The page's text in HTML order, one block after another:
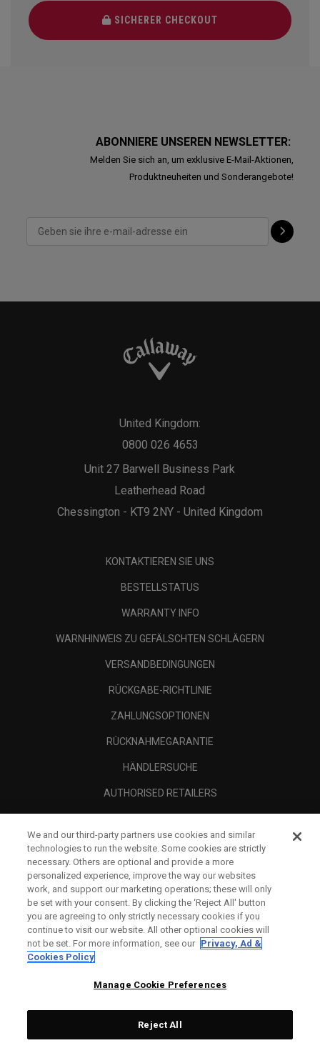
SICHERER CHECKOUT
ABONNIERE UNSEREN NEWSLETTER:
Melden Sie sich an, um exklusive E-Mail-Aktionen,
Produktneuheiten und Sonderangebote!
Unit 27 Barwell Business Park
Leatherhead Road
Chessington - KT9 2NY - United Kingdom
United Kingdom:
0800 026 4653
KONTAKTIEREN SIE UNS
BESTELLSTATUS
WARRANTY INFO
WARNHINWEIS ZU GEFÄLSCHTEN SCHLÄGERN
VERSANDBEDINGUNGEN
RÜCKGABE-RICHTLINIE
ZAHLUNGSOPTIONEN
RÜCKNAHMEGARANTIE
HÄNDLERSUCHE
AUTHORISED RETAILERS
UNTERNEHMENSPROFIL
RECHTLICHES-
We and our third-party partners use cookies and similar
technologies to run the website. Some cookies are strictly
necessary. Others are optional and provide a more
personalized experience, improve the way our websites
work, and support our marketing operations; these will only
be set with your consent. By clicking the ‘Reject All' button
you are agreeing to only strictly necessary cookies if you
continue to visit our website. All other optional cookies will
not be set. For more information, see our Privacy, Ad &
Cookies Policy
Manage Cookie Preferences
Reject All